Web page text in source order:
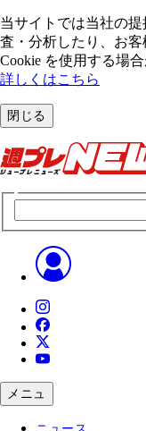
当サイトでは当社の
査・分析したり、お
Cookie を使⽤する場合
詳しくはこちら
閉じる
メニュ